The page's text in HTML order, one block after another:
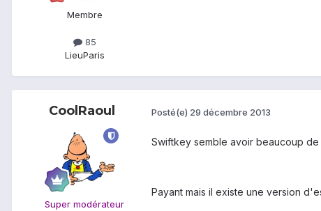
Membre
85
LieuParis
CoolRaoul
Super modérateur
Posté(e) 29 décembre 2013
Swiftkey semble avoir beaucoup de
Payant mais il existe une version